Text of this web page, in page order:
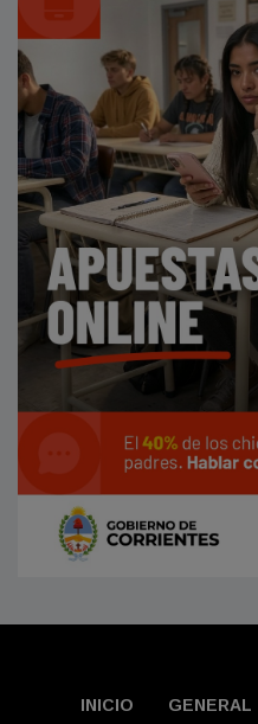
INICIO GENERAL